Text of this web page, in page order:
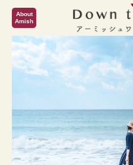
About
Amish